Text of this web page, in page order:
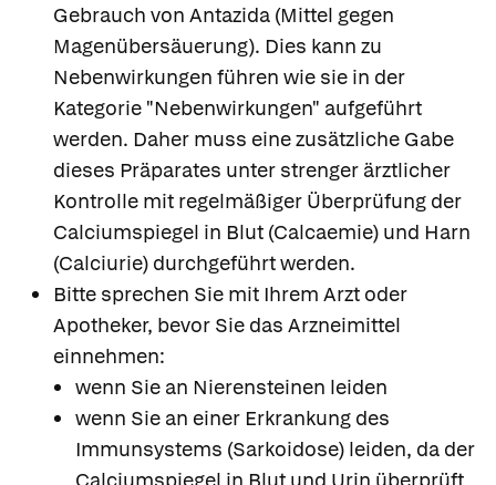
Gebrauch von Antazida (Mittel gegen
Magenübersäuerung). Dies kann zu
Nebenwirkungen führen wie sie in der
Kategorie "Nebenwirkungen" aufgeführt
werden. Daher muss eine zusätzliche Gabe
dieses Präparates unter strenger ärztlicher
Kontrolle mit regelmäßiger Überprüfung der
Calciumspiegel in Blut (Calcaemie) und Harn
(Calciurie) durchgeführt werden.
Bitte sprechen Sie mit Ihrem Arzt oder
Apotheker, bevor Sie das Arzneimittel
einnehmen:
wenn Sie an Nierensteinen leiden
wenn Sie an einer Erkrankung des
Immunsystems (Sarkoidose) leiden, da der
Calciumspiegel in Blut und Urin überprüft